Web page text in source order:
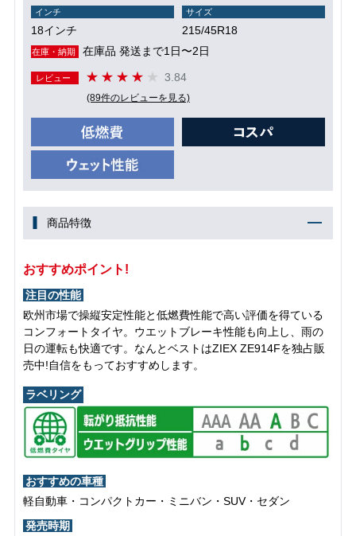
インチ
18インチ
サイズ
215/45R18
在庫・納期 在庫品 発送まで1日〜2日
レビュー 3.84
(89件のレビューを見る)
商品特徴
おすすめポイント!
注目の性能
欧州市場で操縦安定性能と低燃費性能で高い評価を得ている
コンフォートタイヤ。ウエットブレーキ性能も向上し、雨の
日の運転も快適です。なんとベストはZIEX ZE914Fを独占販
売中!自信をもっておすすめします。
ラベリング
おすすめの車種
軽自動車・コンパクトカー・ミニバン・SUV・セダン
発売時期